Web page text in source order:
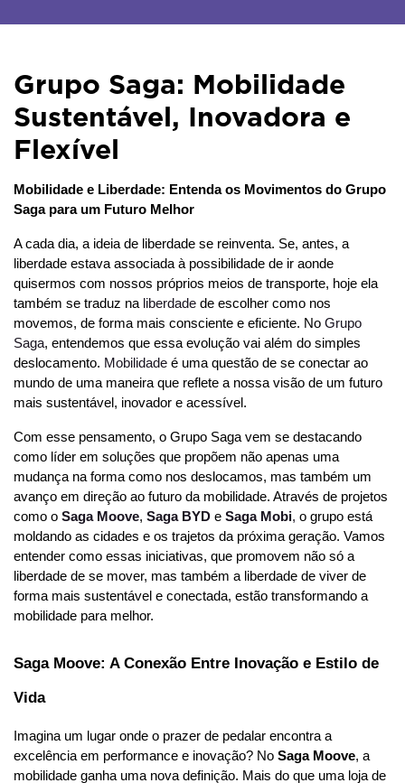
Grupo Saga: Mobilidade
Sustentável, Inovadora e
Flexível
Mobilidade e Liberdade: Entenda os Movimentos do Grupo
Saga para um Futuro Melhor
A cada dia, a ideia de liberdade se reinventa. Se, antes, a
liberdade estava associada à possibilidade de ir aonde
quisermos com nossos próprios meios de transporte, hoje ela
também se traduz na liberdade de escolher como nos
movemos, de forma mais consciente e eficiente. No Grupo
Saga, entendemos que essa evolução vai além do simples
deslocamento. Mobilidade é uma questão de se conectar ao
mundo de uma maneira que reflete a nossa visão de um futuro
mais sustentável, inovador e acessível.
Com esse pensamento, o Grupo Saga vem se destacando
como líder em soluções que propõem não apenas uma
mudança na forma como nos deslocamos, mas também um
avanço em direção ao futuro da mobilidade. Através de projetos
como o Saga Moove, Saga BYD e Saga Mobi, o grupo está
moldando as cidades e os trajetos da próxima geração. Vamos
entender como essas iniciativas, que promovem não só a
liberdade de se mover, mas também a liberdade de viver de
forma mais sustentável e conectada, estão transformando a
mobilidade para melhor.
Saga Moove: A Conexão Entre Inovação e Estilo de
Vida
Imagina um lugar onde o prazer de pedalar encontra a
excelência em performance e inovação? No Saga Moove, a
mobilidade ganha uma nova definição. Mais do que uma loja de